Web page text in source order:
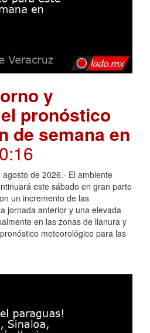
y
pronóstico
de semana en
de 2026.- El ambiente
este sábado en gran parte
un incremento de las
jornada anterior y una elevada
en las zonas de llanura y
meteorológico para las